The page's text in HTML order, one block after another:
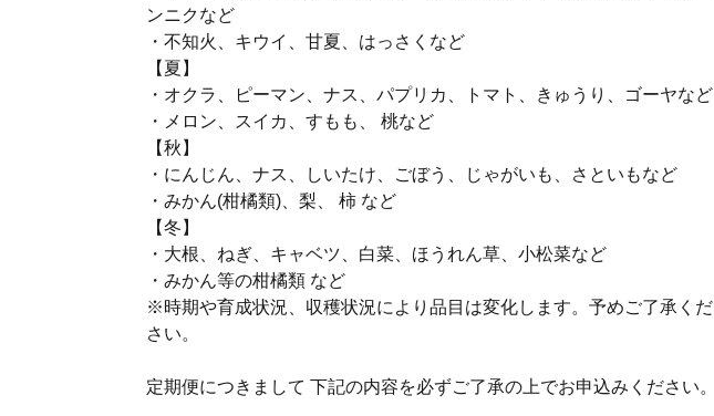
ンニクなど
・不知火、キウイ、甘夏、はっさくなど
【夏】
・オクラ、ピーマン、ナス、パプリカ、トマト、きゅうり、ゴーヤなど
・メロン、スイカ、すもも、 桃など
【秋】
・にんじん、ナス、しいたけ、ごぼう、じゃがいも、さといもなど
・みかん(柑橘類)、梨、 柿 など
【冬】
・大根、ねぎ、キャベツ、白菜、ほうれん草、小松菜など
・みかん等の柑橘類 など
※時期や育成状況、収穫状況により品目は変化します。予めご了承くだ
さい。
定期便につきまして 下記の内容を必ずご了承の上でお申込みください。